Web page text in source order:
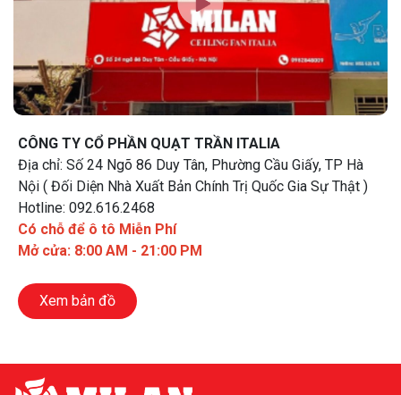
CÔNG TY CỔ PHẦN QUẠT TRẦN ITALIA
Địa chỉ: Số 24 Ngõ 86 Duy Tân, Phường Cầu Giấy, TP Hà
Nội ( Đối Diện Nhà Xuất Bản Chính Trị Quốc Gia Sự Thật )
Hotline: 092.616.2468
Có chỗ để ô tô Miễn Phí
Mở cửa: 8:00 AM - 21:00 PM
Xem bản đồ